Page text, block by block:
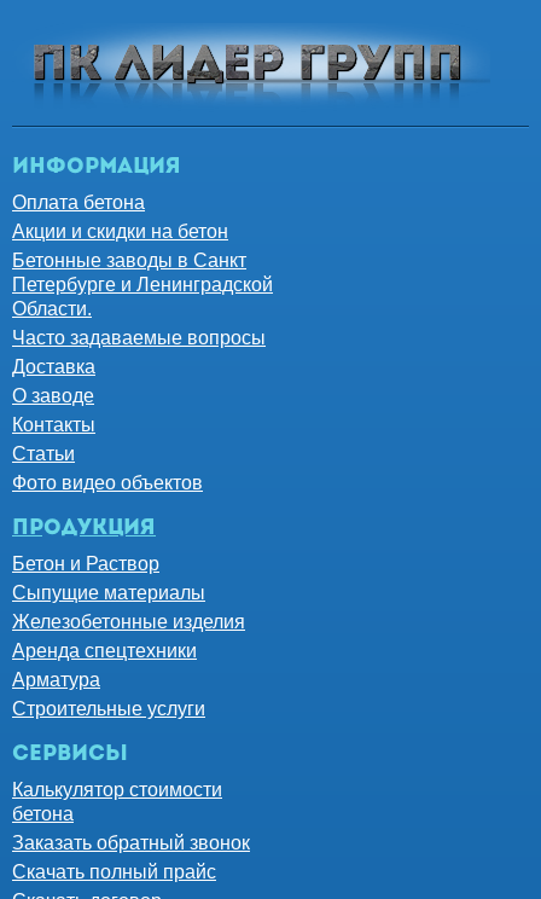
Информация
Оплата бетона
Акции и скидки на бетон
Бетонные заводы в Санкт
Петербурге и Ленинградской
Области.
Часто задаваемые вопросы
Доставка
О заводе
Контакты
Статьи
Фото видео объектов
Продукция
Бетон и Раствор
Сыпущие материалы
Железобетонные изделия
Аренда спецтехники
Арматура
Строительные услуги
Сервисы
Калькулятор стоимости
бетона
Заказать обратный звонок
Скачать полный прайс